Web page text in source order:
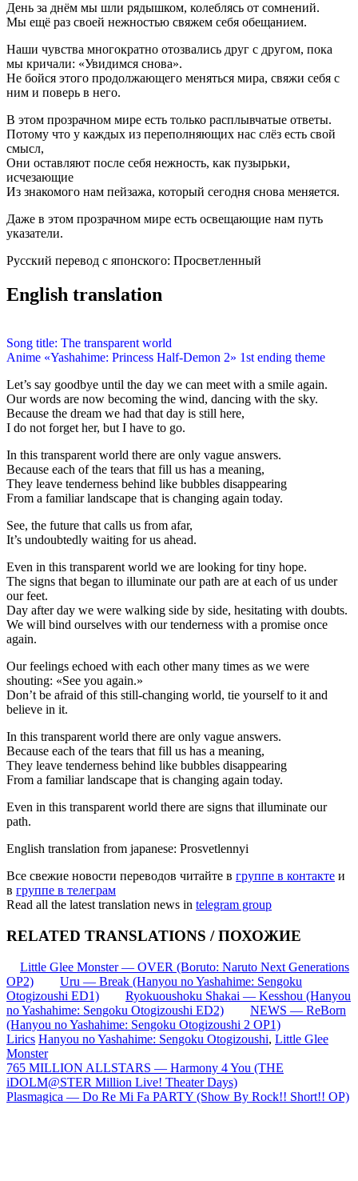
День за днём мы шли рядышком, колеблясь от сомнений.
Мы ещё раз своей нежностью свяжем себя обещанием.
Наши чувства многократно отозвались друг с другом, пока
мы кричали: «Увидимся снова».
Не бойся этого продолжающего меняться мира, свяжи себя с
ним и поверь в него.
В этом прозрачном мире есть только расплывчатые ответы.
Потому что у каждых из переполняющих нас слёз есть свой
смысл,
Они оставляют после себя нежность, как пузырьки,
исчезающие
Из знакомого нам пейзажа, который сегодня снова меняется.
Даже в этом прозрачном мире есть освещающие нам путь
указатели.
Русский перевод с японского: Просветленный
English translation
Song title: The transparent world
Anime «Yashahime: Princess Half-Demon 2» 1st ending theme
Let’s say goodbye until the day we can meet with a smile again.
Our words are now becoming the wind, dancing with the sky.
Because the dream we had that day is still here,
I do not forget her, but I have to go.
In this transparent world there are only vague answers.
Because each of the tears that fill us has a meaning,
They leave tenderness behind like bubbles disappearing
From a familiar landscape that is changing again today.
See, the future that calls us from afar,
It’s undoubtedly waiting for us ahead.
Even in this transparent world we are looking for tiny hope.
The signs that began to illuminate our path are at each of us under
our feet.
Day after day we were walking side by side, hesitating with doubts.
We will bind ourselves with our tenderness with a promise once
again.
Our feelings echoed with each other many times as we were
shouting: «See you again.»
Don’t be afraid of this still-changing world, tie yourself to it and
believe in it.
In this transparent world there are only vague answers.
Because each of the tears that fill us has a meaning,
They leave tenderness behind like bubbles disappearing
From a familiar landscape that is changing again today.
Even in this transparent world there are signs that illuminate our
path.
English translation from japanese: Prosvetlennyi
Все свежие новости переводов читайте в группе в контакте и
в группе в телеграм
Read all the latest translation news in telegram group
RELATED TRANSLATIONS / ПОХОЖИЕ
Little Glee Monster — OVER (Boruto: Naruto Next Generations
OP2)
Uru — Break (Hanyou no Yashahime: Sengoku
Otogizoushi ED1)
Ryokuoushoku Shakai — Kesshou (Hanyou
no Yashahime: Sengoku Otogizoushi ED2)
NEWS — ReBorn
(Hanyou no Yashahime: Sengoku Otogizoushi 2 OP1)
Lirics Hanyou no Yashahime: Sengoku Otogizoushi, Little Glee
Monster
Запись
навигация
765 MILLION ALLSTARS — Harmony 4 You (THE
iDOLM@STER Million Live! Theater Days)
Plasmagica — Do Re Mi Fa PARTY (Show By Rock!! Short!! OP)